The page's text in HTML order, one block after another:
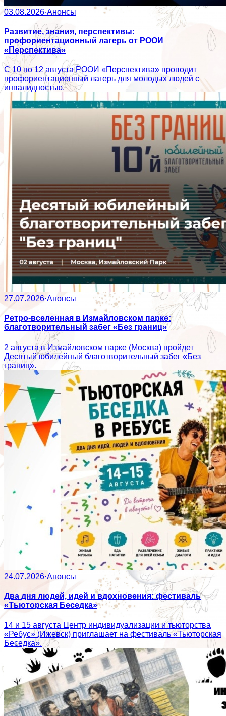
03.08.2026·Анонсы
Развитие, знания, перспективы:
профориентационный лагерь от РООИ
«Перспектива»
С 10 по 12 августа РООИ «Перспектива» проводит
профориентационный лагерь для молодых людей с
инвалидностью.
27.07.2026·Анонсы
Ретро-вселенная в Измайловском парке:
благотворительный забег «Без границ»
2 августа в Измайловском парке (Москва) пройдет
Десятый юбилейный благотворительный забег «Без
границ».
24.07.2026·Анонсы
Два дня людей, идей и вдохновения: фестиваль
«Тьюторская Беседка»
14 и 15 августа Центр индивидуализации и тьюторства
«Ребус» (Ижевск) приглашает на фестиваль «Тьюторская
Беседка».